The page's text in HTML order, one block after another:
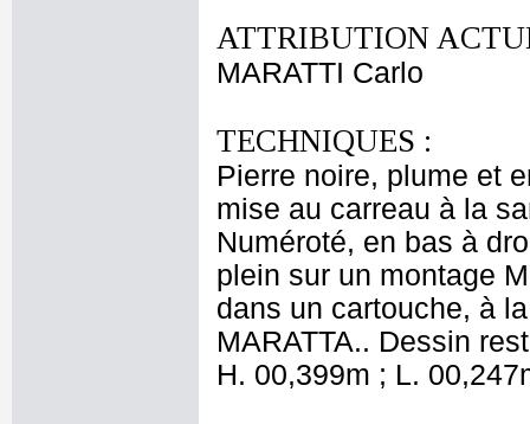
ATTRIBUTION
MARATTI Carlo
TECHNIQUES :
Pierre noire, plume et
mise au carreau à la
Numéroté, en bas à
plein sur un montage
dans un cartouche, à
MARATTA.. Dessin
H. 00,399m ; L.